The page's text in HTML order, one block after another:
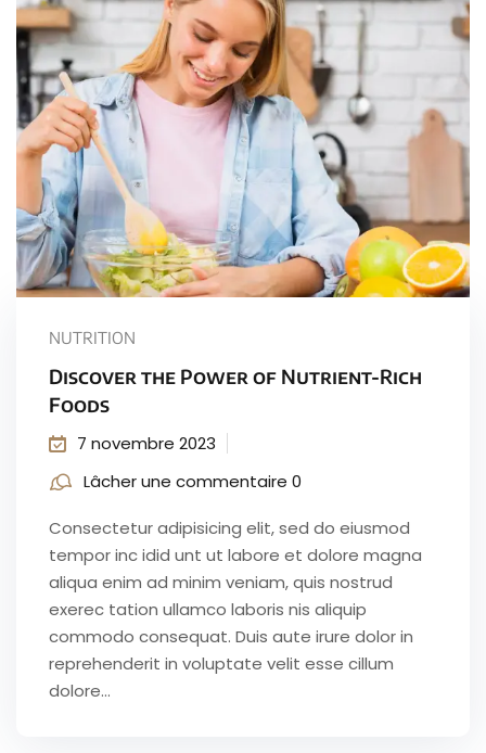
NUTRITION
Discover the Power of Nutrient-Rich
Foods
7 novembre 2023
Lâcher une commentaire 0
Consectetur adipisicing elit, sed do eiusmod
tempor inc idid unt ut labore et dolore magna
aliqua enim ad minim veniam, quis nostrud
exerec tation ullamco laboris nis aliquip
commodo consequat. Duis aute irure dolor in
reprehenderit in voluptate velit esse cillum
dolore...
Sign up
Already have an account?Sign in